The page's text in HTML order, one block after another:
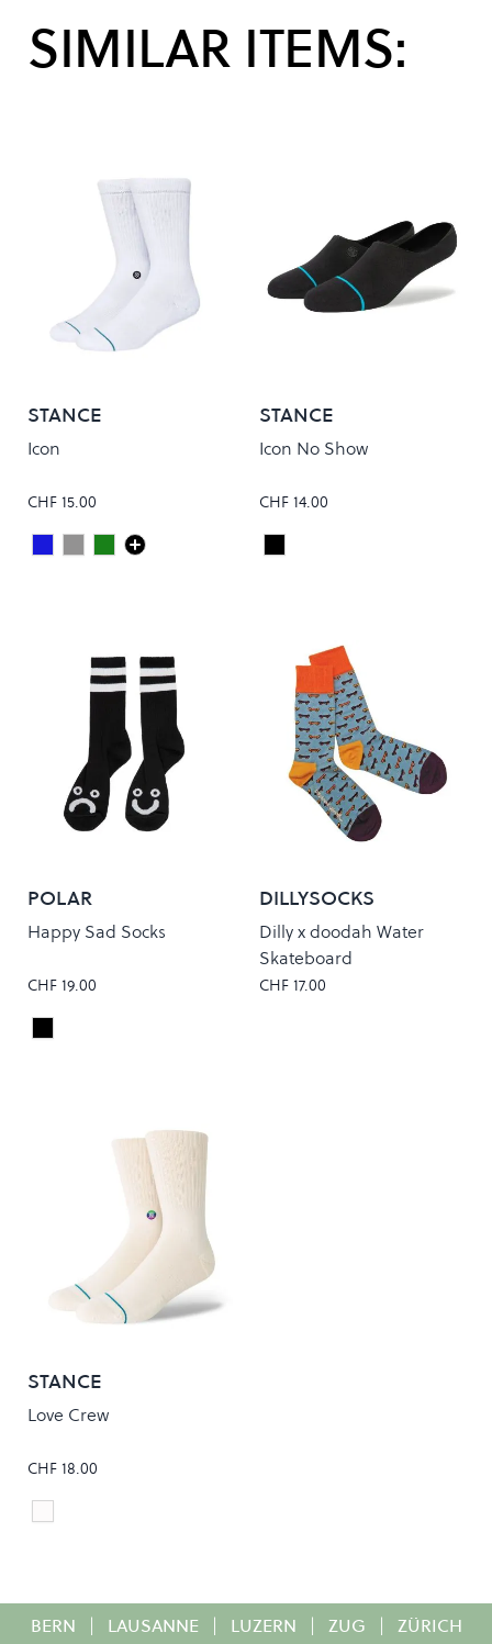
SIMILAR ITEMS:
STANCE
Icon
CHF 15.00
Colour
Dark Royal
Grey Heather
Pine
STANCE
Icon No Show
CHF 14.00
Colour
Black
POLAR
Happy Sad Socks
CHF 19.00
Colour
Black
DILLYSOCKS
Dilly x doodah Water
Skateboard
CHF 17.00
STANCE
Love Crew
CHF 18.00
Colour
White
BERN | LAUSANNE | LUZERN | ZUG | ZÜRICH